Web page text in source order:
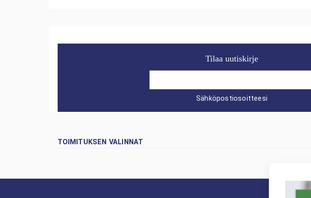
Tilaa uutiskirje
Sähköpostiosoitteesi
TOIMITUKSEN VALINNAT